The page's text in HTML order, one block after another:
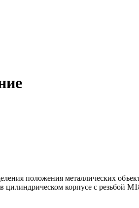
положения металлических
корпусе с резьбой